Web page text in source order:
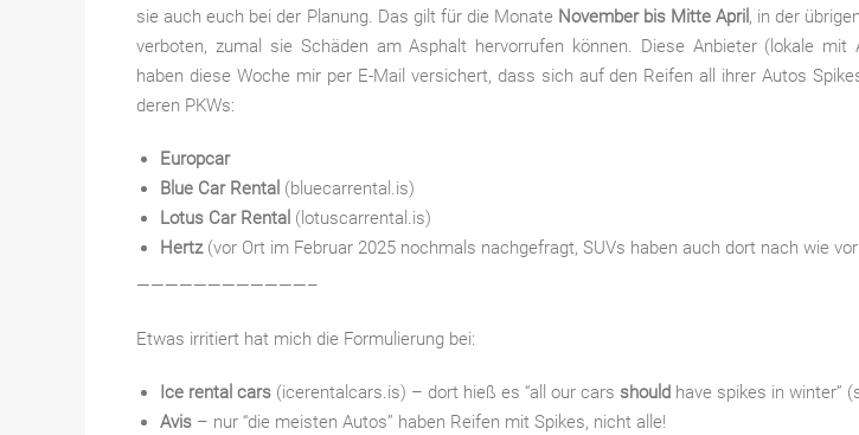
sie auch euch bei der Planung. Das gilt für die Monate November bis Mitte April , in der
verboten, zumal sie Schäden am Asphalt hervorrufen können. Diese Anbieter (lokale mit
haben diese Woche mir per E-Mail versichert, dass sich auf den Reifen all ihrer Autos
deren PKWs:
Europcar
Blue Car Rental (bluecarrental.is)
Lotus Car Rental (lotuscarrental.is)
Hertz(vor Ort im Februar 2025 nochmals nachgefragt, SUVs haben auch dort nach wie
————————————–
Etwas irritiert hat mich die Formulierung bei:
Ice rental cars (icerentalcars.is) – dort hieß es “all our cars should have spikes in winter”
Avis – nur “die meisten Autos” haben Reifen mit Spikes, nicht alle!